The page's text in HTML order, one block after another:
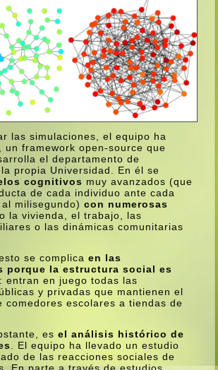
las simulaciones, el equipo ha
, un framework open-source que
el departamento de
propia Universidad. En él se
cognitivos muy avanzados (que
de cada individuo ante cada
al milisegundo)con numerosas
la vivienda, el trabajo, las
o las dinámicas comunitarias
se complicaen las
porque la estructura social es
: entran en juego todas las
y privadas que mantienen el
comedores escolares a tiendas de
esel análisis histórico de
. El equipo ha llevado un estudio
de las reacciones sociales de